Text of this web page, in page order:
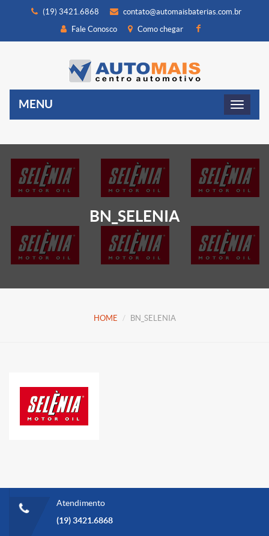
(19) 3421.6868
contato@automaisbaterias.com.br
Fale Conosco
Como chegar
MENU
BN_SELENIA
HOME BN_SELENIA
Atendimento
(19) 3421.6868